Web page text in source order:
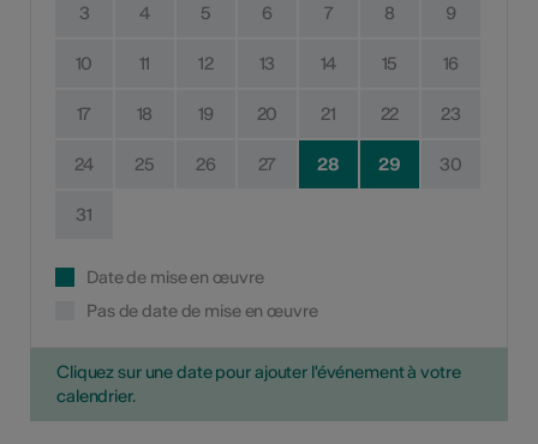
3 4 5 6 7 8 9
10 11 12 13 14 15 16
17 18 19 20 21 22 23
24 25 26 27 28 29 30
31
Date de mise en œuvre
Pas de date de mise en œuvre
Cliquez sur une date pour ajouter l'événement à votre
calendrier.